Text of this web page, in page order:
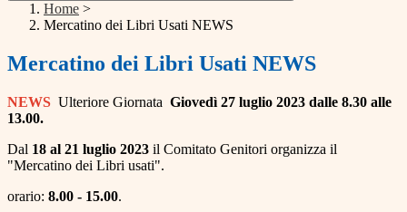
Home >
Mercatino dei Libri Usati NEWS
Mercatino dei Libri Usati NEWS
NEWS Ulteriore Giornata Giovedì 27 luglio 2023 dalle 8.30 alle
13.00.
Dal 18 al 21 luglio 2023 il Comitato Genitori organizza il
"Mercatino dei Libri usati".
orario: 8.00 - 15.00.